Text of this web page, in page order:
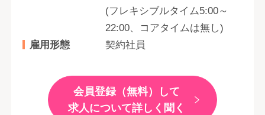
(フレキシブルタイム5:00～
22:00、コアタイムは無し)
雇用形態
契約社員
会員登録（無料）して
求人について詳しく聞く